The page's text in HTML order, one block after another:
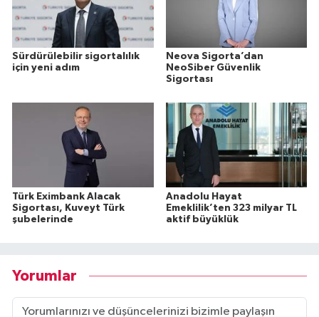
Sürdürülebilir sigortalılık
için yeni adım
Neova Sigorta’dan
NeoSiber Güvenlik
Sigortası
Türk Eximbank Alacak
Sigortası, Kuveyt Türk
şubelerinde
Anadolu Hayat
Emeklilik’ten 323 milyar TL
aktif büyüklük
Yorumlar